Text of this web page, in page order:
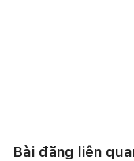
Bài đăng liên